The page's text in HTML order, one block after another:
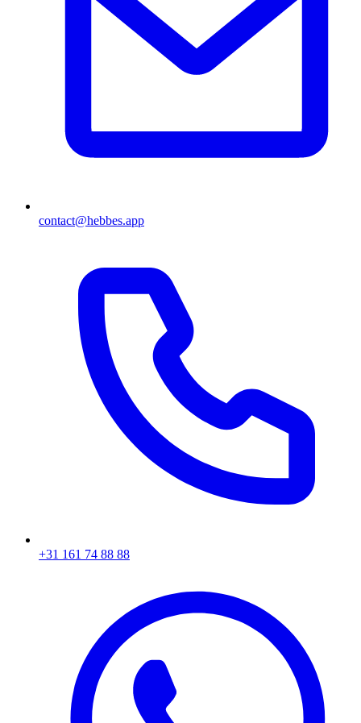
contact@hebbes.app
+31 161 74 88 88‬​​​​‌ ‍ ​‍​‍‌‍ ‌ ​‍‌‍‍‌‌‍‌ ‌‍‍‌‌‍ ‍​‍​‍​ ‍‍​‍​‍‌ ​ ‌‍​‌‌‍ ‍‌‍‍‌‌ ‌​‌ ‍‌​‍ ‍‌‍‍‌‌‍ ​‍​‍​‍ ​​‍​‍‌‍‍​‌ ​‍‌‍‌‌‌‍‌‍​‍​‍​ ‍‍​‍​‍‌‍‍​‌ ‌​‌ ‌​‌ ​​​ ‍‍​‍ ​‍ ‌‍ ​‌‍ ‌‍​ ‌‍​‌‌‍ ​‌‍‍​‌‍ ‌ ​ ‌ ‌​​ ‍‍​ ​ ​ ​ ​ ​ ​ ​ ​‍ ‌‍‍‌‌‍ ‍‌ ‌​‌‍‌‌‌‍ ‍‌ ‌​​‍ ‌‍‌‌‌‍‌​‌‍‍‌‌ ‌​​‍ ‌‍ ‌‌‍ ‌‍‌​‌‍‌‌​ ‌‌ ​​‌ ​‍‌‍‌‌‌ ​ ‌‍‌‌‌‍ ‍‌ ‌​‌‍​‌‌ ‌​‌‍‍‌‌‍ ‌‍ ‍​ ‍ ‌‍‍‌‌‍‌​​ ‌‌‍‌ ‌‍ ​‌‍ ‌‍​‍‌‍​‌‌‍ ​​ ‍ ‌ ‌​‌ ‍‌‌ ​​‌‍‌‌​ ‌‌‍‌ ‌‍ ​‌‍ ‌‍​‍‌‍​‌‌‍ ​​ ‍ ‌ ​​‌‍​‌‌ ‌​‌‍‍​​ ‌‌‍​ ‌‍ ‌‍ ‍‌ ‌​‌‍​‌‌‍​ ‌ ‌​​‍ ‍‌ ​​‌‍‍​‌‍ ‌‍ ‍‌‍‌‌​ ‌‍​‍‌‍​‌‌ ​ ‌‍‌‌‌‌‌‌‌ ​‍‌‍ ​​ ‌‌‍‍​‌ ‌​‌ ‌​‌ ​​​‍‌‌​ ​ ‌​​‌​‍‌‌​ ​‍‌​‌‍​‍‌‌​ ​‍‌​‌‍‌‍ ​‌‍ ‌‍​ ‌‍​‌‌‍ ​‌‍‍​‌‍ ‌ ​ ‌ ‌​​‍‌‌​ ​ ‌​​‌​ ​ ​ ​ ​ ​ ​ ​ ​‍‌‍‌‍‍‌‌‍‌​​ ‌‌‍‌ ‌‍ ​‌‍ ‌‍​‍‌‍​‌‌‍ ​​‍‌‍‌ ‌​‌ ‍‌‌ ​​‌‍‌‌​ ‌‌‍‌ ‌‍ ​‌‍ ‌‍​‍‌‍​‌‌‍ ​​‍‌‍‌ ​​‌‍​‌‌ ‌​‌‍‍​​ ‌‌‍​ ‌‍ ‌‍ ‍‌ ‌​‌‍​‌‌‍​ ‌ ‌​​‍ ‍‌ ​​‌‍‍​‌‍ ‌‍ ‍‌‍‌‌​‍‌‍‌ ​​‌‍‌‌‌ ​‍‌ ​ ‌ ​​‌‍‌‌‌‍​ ‌ ‌​‌‍‍‌‌ ‌‍‌‍‌‌​ ‌‌ ​​‌ ‌‌‌‍​‍‌‍ ​‌‍‍‌‌ ​ ‌‍‍​‌‍‌‌‌‍‌​​‍​‍‌ ‌